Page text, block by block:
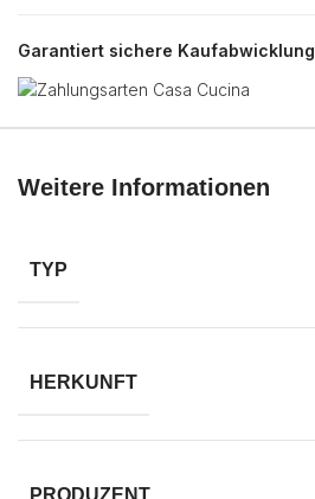
Garantiert sichere Kaufabwicklung
Weitere Informationen
TYP
HERKUNFT